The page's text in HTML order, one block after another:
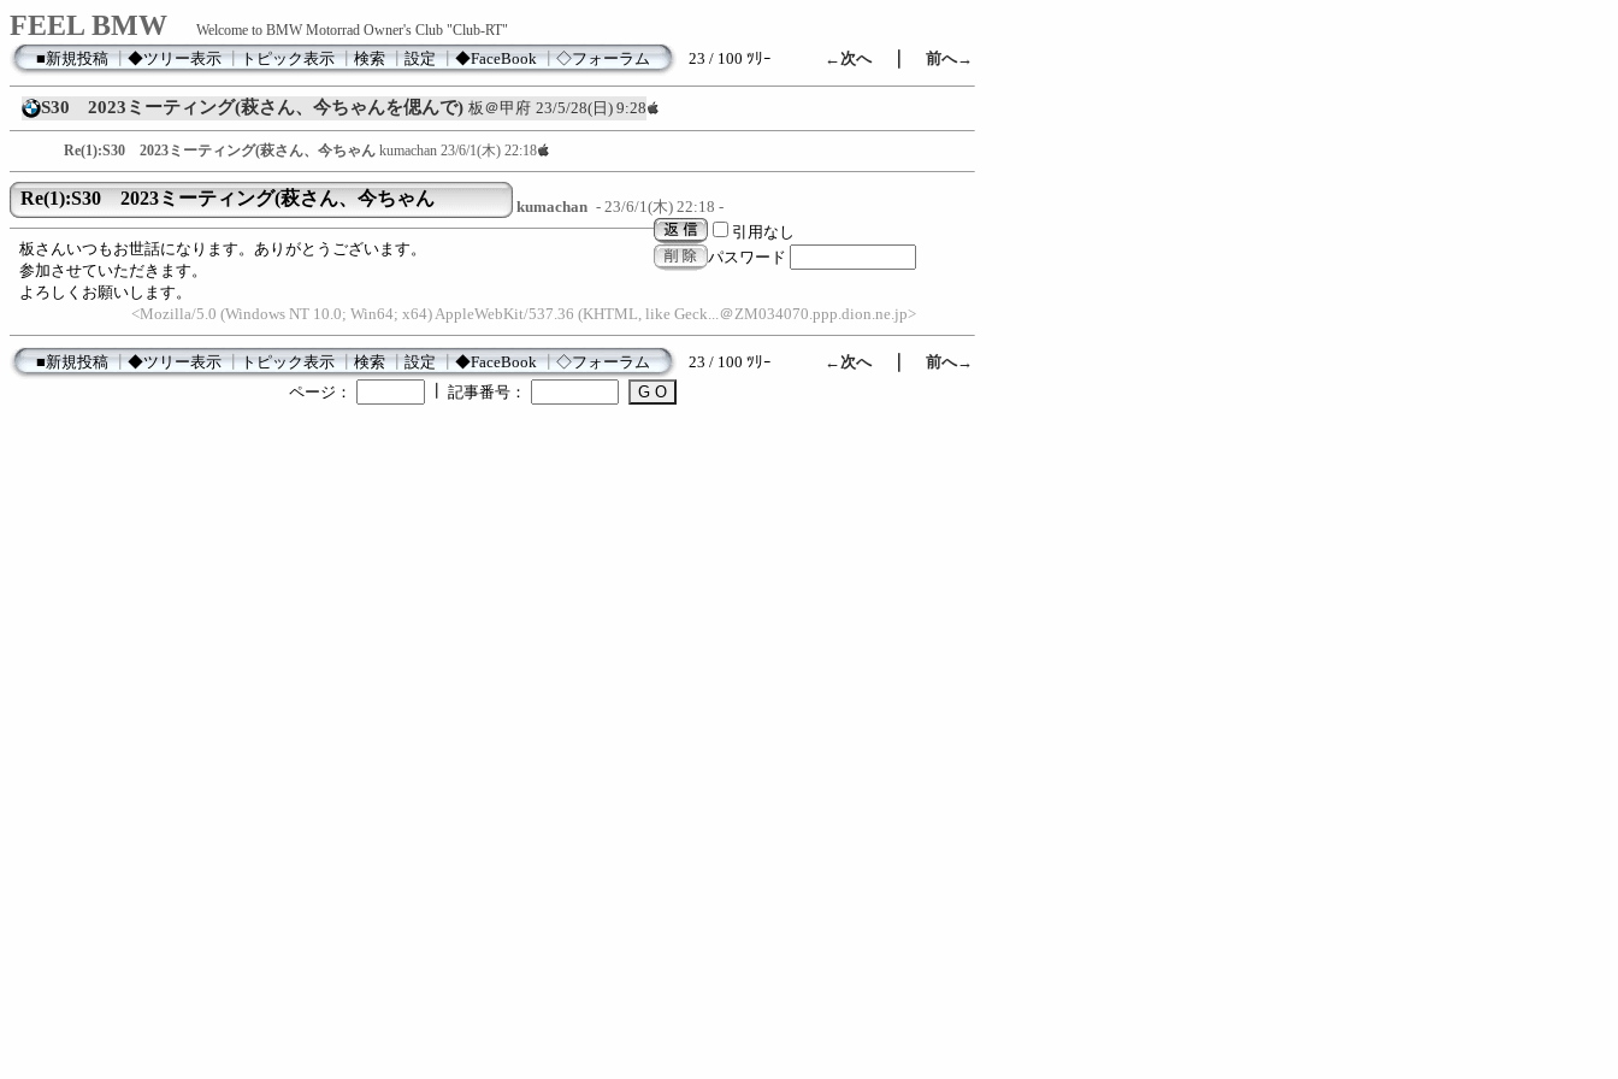
FEEL BMW Welcome to BMW Motorrad Owner's Club "Club-RT"
■新規投稿┃◆ツリー表示┃トピック表示┃検索┃設定┃◆FaceBook┃◇フォーラム 23 / 100 ﾂﾘｰ ←次へ｜ 前へ→
S30 2023ミーティング(萩さん、今ちゃんを偲んで) 板＠甲府 23/5/28(日) 9:28
Re(1):S30 2023ミーティング(萩さん、今ちゃん kumachan 23/6/1(木) 22:18
Re(1):S30 2023ミーティング(萩さん、今ちゃん kumachan - 23/6/1(木) 22:18 -
引用なし
パスワード
板さんいつもお世話になります。ありがとうございます。
参加させていただきます。
よろしくお願いします。
<Mozilla/5.0 (Windows NT 10.0; Win64; x64) AppleWebKit/537.36 (KHTML, like Geck...＠ZM034070.ppp.dion.ne.jp>
■新規投稿┃◆ツリー表示┃トピック表示┃検索┃設定┃◆FaceBook┃◇フォーラム 23 / 100 ﾂﾘｰ ←次へ｜ 前へ→
ページ：
記事番号：